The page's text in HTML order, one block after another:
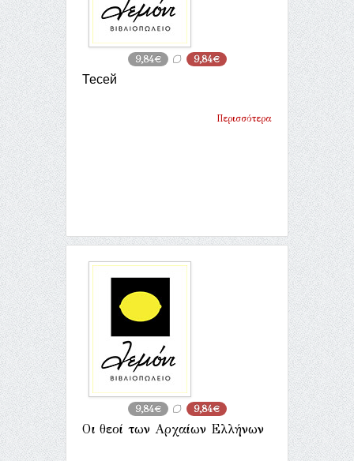
9,84€ 9,84€
Тесей
Περισσότερα
9,84€ 9,84€
Οι θεοί των Aρχαίων Eλλήνων